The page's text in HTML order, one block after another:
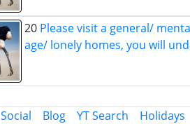
20 Please visit a general/
age/ lonely homes, you will
Social Blog YT Search Holidays